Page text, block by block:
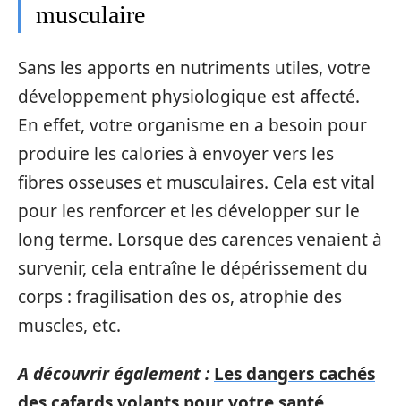
musculaire
Sans les apports en nutriments utiles, votre
développement physiologique est affecté.
En effet, votre organisme en a besoin pour
produire les calories à envoyer vers les
fibres osseuses et musculaires. Cela est vital
pour les renforcer et les développer sur le
long terme. Lorsque des carences venaient à
survenir, cela entraîne le dépérissement du
corps : fragilisation des os, atrophie des
muscles, etc.
A découvrir également : Les dangers cachés